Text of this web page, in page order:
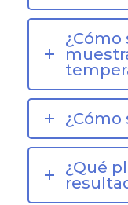
¿Cómo
¿Cómo
¿Qué